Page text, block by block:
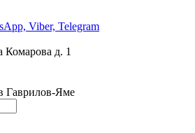
Viber, Telegram
Комарова д. 1
Гаврилов-Яме